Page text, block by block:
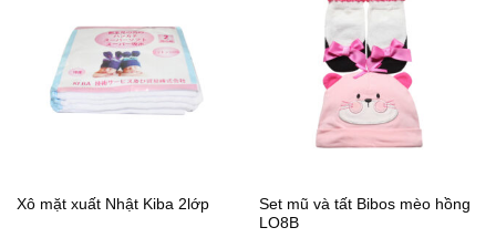
Xô mặt xuất Nhật Kiba 2lớp
Set mũ và tất Bibos mèo hồng
LO8B